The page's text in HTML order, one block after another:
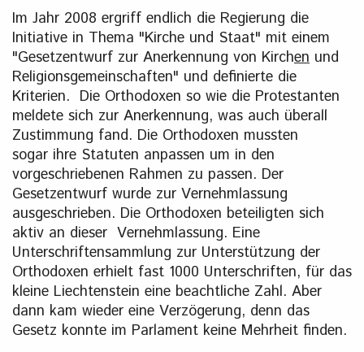
Im Jahr 2008 ergriff endlich die Regierung die
Initiative in Thema "Kirche und Staat" mit einem
"Gesetzentwurf zur Anerkennung von Kirchen und
Religionsgemeinschaften" und definierte die
Kriterien. Die Orthodoxen so wie die Protestanten
meldete sich zur Anerkennung, was auch überall
Zustimmung fand. Die Orthodoxen mussten
sogar ihre Statuten anpassen um in den
vorgeschriebenen Rahmen zu passen. Der
Gesetzentwurf wurde zur Vernehmlassung
ausgeschrieben. Die Orthodoxen beteiligten sich
aktiv an dieser Vernehmlassung. Eine
Unterschriftensammlung zur Unterstützung der
Orthodoxen erhielt fast 1000 Unterschriften, für das
kleine Liechtenstein eine beachtliche Zahl. Aber
dann kam wieder eine Verzögerung, denn das
Gesetz konnte im Parlament keine Mehrheit finden.